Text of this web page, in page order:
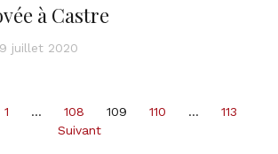
à Castre
juillet 2020
1 … 108 109 110 …
113
Suivant